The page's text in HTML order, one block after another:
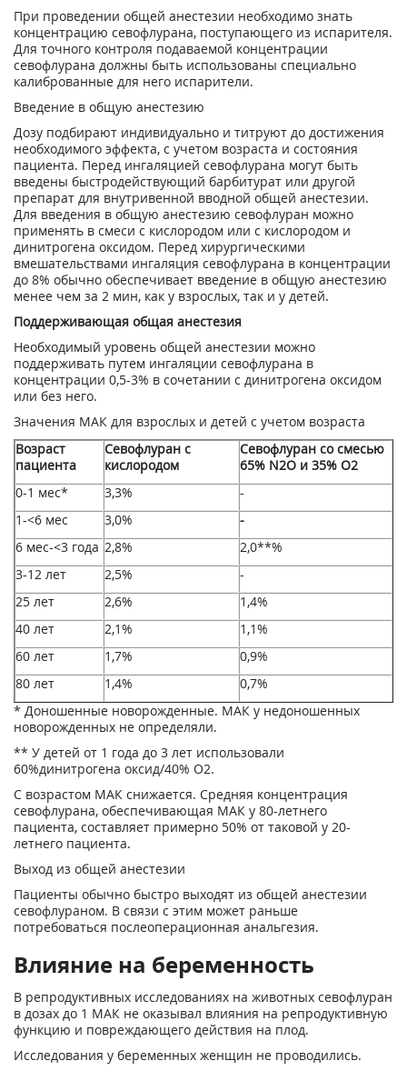
При проведении общей анестезии необходимо знать
концентрацию севофлурана, поступающего из испарителя.
Для точного контроля подаваемой концентрации
севофлурана должны быть использованы специально
калиброванные для него испарители.
Введение в общую анестезию
Дозу подбирают индивидуально и титруют до достижения
необходимого эффекта, с учетом возраста и состояния
пациента. Перед ингаляцией севофлурана могут быть
введены быстродействующий барбитурат или другой
препарат для внутривенной вводной общей анестезии.
Для введения в общую анестезию севофлуран можно
применять в смеси с кислородом или с кислородом и
динитрогена оксидом. Перед хирургическими
вмешательствами ингаляция севофлурана в концентрации
до 8% обычно обеспечивает введение в общую анестезию
менее чем за 2 мин, как у взрослых, так и у детей.
Поддерживающая общая анестезия
Необходимый уровень общей анестезии можно
поддерживать путем ингаляции севофлурана в
концентрации 0,5-3% в сочетании с динитрогена оксидом
или без него.
Значения МАК для взрослых и детей с учетом возраста
Возраст
пациента
Севофлуран с
кислородом
Севофлуран со смесью
65% N2O и 35% О2
0-1 мес*
3,3%
-
1-<6 мес
3,0%
-
6 мес-<3 года 2,8%
2,0**%
3-12 лет
2,5%
-
25 лет
2,6%
1,4%
40 лет
2,1%
1,1%
60 лет
1,7%
0,9%
80 лет
1,4%
0,7%
* Доношенные новорожденные. МАК у недоношенных
новорожденных не определяли.
** У детей от 1 года до 3 лет использовали
60%динитрогена оксид/40% О2.
С возрастом МАК снижается. Средняя концентрация
севофлурана, обеспечивающая МАК у 80-летнего
пациента, составляет примерно 50% от таковой у 20-
летнего пациента.
Выход из общей анестезии
Пациенты обычно быстро выходят из общей анестезии
севофлураном. В связи с этим может раньше
потребоваться послеоперационная анальгезия.
Влияние на беременность
В репродуктивных исследованиях на животных севофлуран
в дозах до 1 МАК не оказывал влияния на репродуктивную
функцию и повреждающего действия на плод.
Исследования у беременных женщин не проводились.